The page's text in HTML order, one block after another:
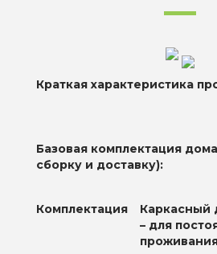
Краткая характеристика
Базовая комплектация
сборку и доставку):
Комплектация
Каркасный
– для